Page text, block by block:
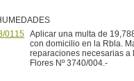
0115 Aplicar una multa de
con domicilio en la Rbla.
reparaciones necesarias a
Flores Nº 3740/004.-